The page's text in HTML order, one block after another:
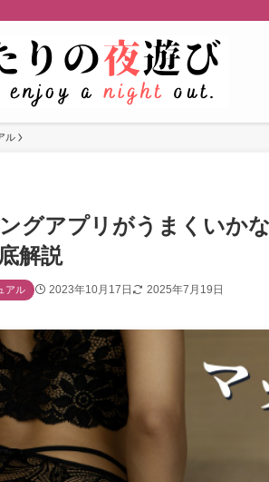
ル
グアプリがうまくいか
解説
アル 2023年10月17日 2025年7月19日